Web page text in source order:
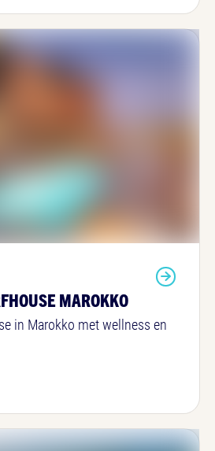
MAROKKO
in Marokko met wellness en